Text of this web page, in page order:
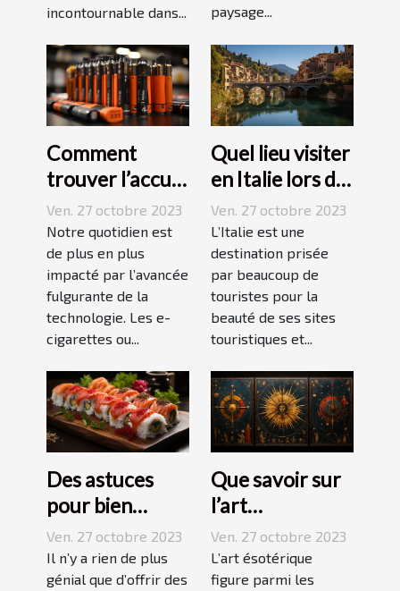
incontournable dans... paysage...
Comment
trouver l’accu
idéal pour sa e-
cigarette ?
Ven. 27 octobre 2023
Notre quotidien est
de plus en plus
impacté par l’avancée
fulgurante de la
technologie. Les e-
cigarettes ou...
Quel lieu visiter
en Italie lors de
vos vacances ?
Ven. 27 octobre 2023
L’Italie est une
destination prisée
par beaucoup de
touristes pour la
beauté de ses sites
touristiques et...
Des astuces
pour bien
réussir ses
sushis !
Ven. 27 octobre 2023
Il n’y a rien de plus
génial que d’offrir des
Que savoir sur
l’art
ésotérique ?
Ven. 27 octobre 2023
L’art ésotérique
figure parmi les